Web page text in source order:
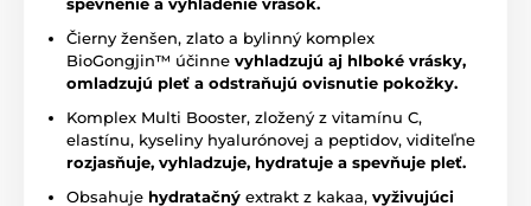
Čierny ženšen, zlato a bylinný komplex
BioGongjin™️ účinne vyhladzujú aj hlboké vrásky,
omladzujú pleť a odstraňujú ovisnutie pokožky.
Komplex Multi Booster, zložený z vitamínu C,
elastínu, kyseliny hyalurónovej a peptidov, viditeľne
rozjasňuje, vyhladzuje, hydratuje a spevňuje pleť.
Obsahuje hydratačný extrakt z kakaa, vyživujúci